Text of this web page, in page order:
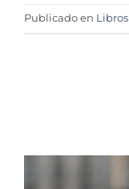
Publicado en Libros